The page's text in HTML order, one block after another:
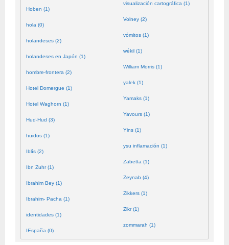
Hoben (1)
hola (0)
holandeses (2)
holandeses en Japón (1)
hombre-frontera (2)
Hotel Domergue (1)
Hotel Waghorn (1)
Hud-Hud (3)
huidos (1)
Iblís (2)
Ibn Zuhr (1)
Ibrahim Bey (1)
Ibrahim- Pacha (1)
identidades (1)
IEspaña (0)
visualización cartográfica (1)
Volney (2)
vómitos (1)
wékil (1)
William Morris (1)
yalek (1)
Yamaks (1)
Yavours (1)
Yins (1)
ysu inflamación (1)
Zabetta (1)
Zeynab (4)
Zikkers (1)
Zikr (1)
zommarah (1)